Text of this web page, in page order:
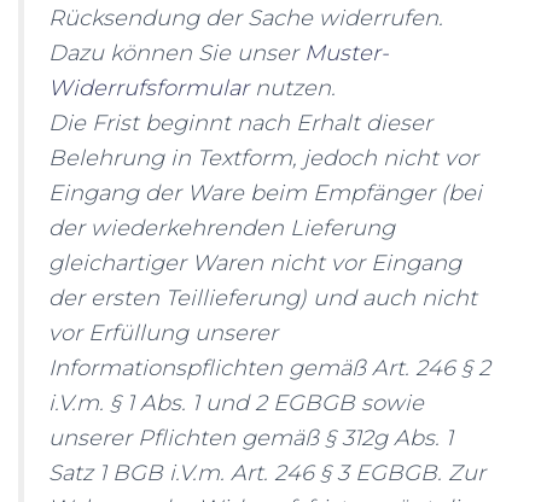
Rücksendung der Sache widerrufen.
Dazu können Sie unser Muster-
Widerrufsformularnutzen.
Die Frist beginnt nach Erhalt dieser
Belehrung in Textform, jedoch nicht vor
Eingang der Ware beim Empfänger (bei
der wiederkehrenden Lieferung
gleichartiger Waren nicht vor Eingang
der ersten Teillieferung) und auch nicht
vor Erfüllung unserer
Informationspflichten gemäß Art. 246 § 2
i.V.m. § 1 Abs. 1 und 2 EGBGB sowie
unserer Pflichten gemäß § 312g Abs. 1
Satz 1 BGB i.V.m. Art. 246 § 3 EGBGB. Zur